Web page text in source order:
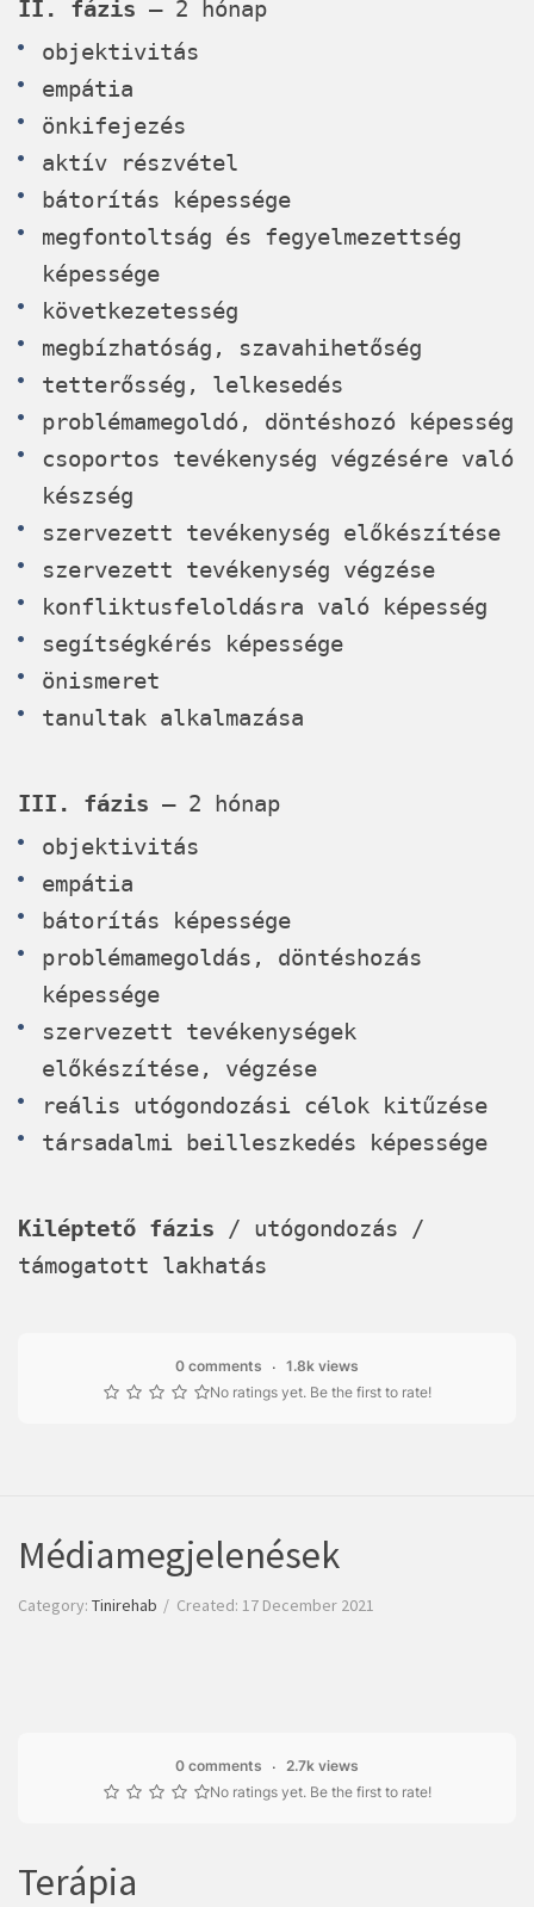
II. fázis – 2 hónap
objektivitás
empátia
önkifejezés
aktív részvétel
bátorítás képessége
megfontoltság és fegyelmezettség
képessége
következetesség
megbízhatóság, szavahihetőség
tetterősség, lelkesedés
problémamegoldó, döntéshozó képesség
csoportos tevékenység végzésére való
készség
szervezett tevékenység előkészítése
szervezett tevékenység végzése
konfliktusfeloldásra való képesség
segítségkérés képessége
önismeret
tanultak alkalmazása
III. fázis – 2 hónap
objektivitás
empátia
bátorítás képessége
problémamegoldás, döntéshozás
képessége
szervezett tevékenységek
előkészítése, végzése
reális utógondozási célok kitűzése
társadalmi beilleszkedés képessége
Kiléptető fázis / utógondozás /
támogatott lakhatás
0 comments
1.8k views
No ratings yet. Be the first to rate!
Médiamegjelenések
Category: Tinirehab Created: 17 December 2021
0 comments
2.7k views
No ratings yet. Be the first to rate!
Terápia